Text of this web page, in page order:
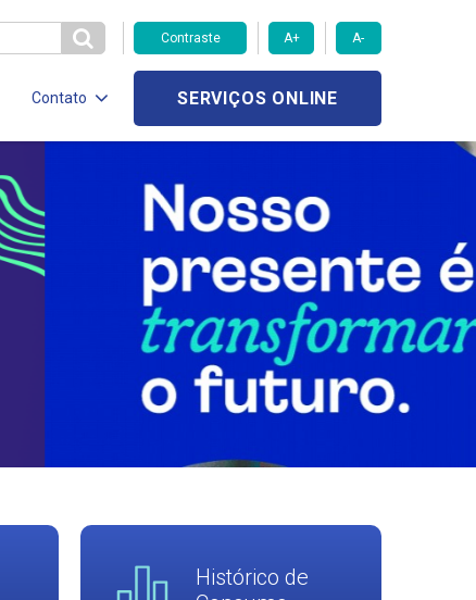
Contraste A+ A-
Contato SERVIÇOS ONLINE
Histórico de